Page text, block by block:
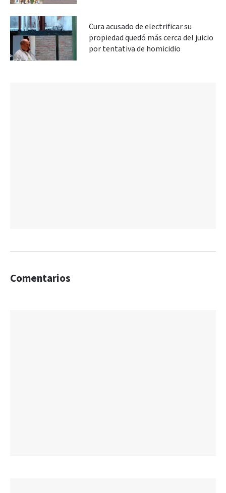
Cura acusado de electrificar su
propiedad quedó más cerca del juicio
por tentativa de homicidio
Comentarios